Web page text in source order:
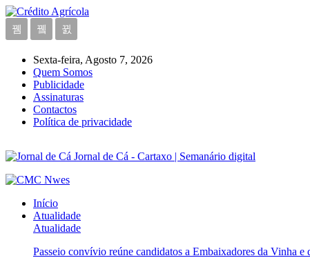
Sexta-feira, Agosto 7, 2026
Quem Somos
Publicidade
Assinaturas
Contactos
Política de privacidade
Jornal de Cá - Cartaxo | Semanário digital
Início
Atualidade
Atualidade
Passeio convívio reúne candidatos a Embaixadores da Vinha